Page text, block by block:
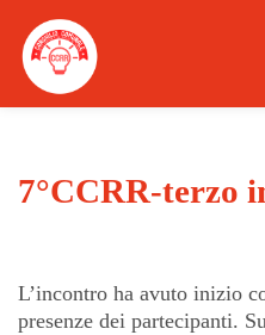
Chi siamo
7°CCRR-terzo
L’incontro ha avuto inizio
presenze dei partecipanti.